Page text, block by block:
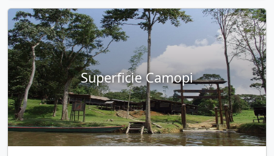
Superficie Camopi